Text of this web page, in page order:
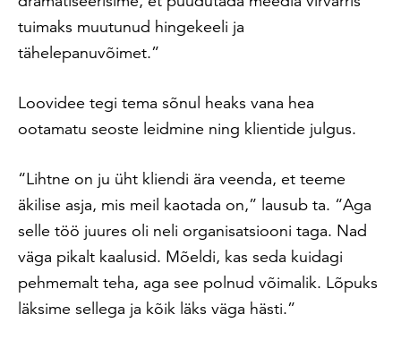
tuimaks muutunud hingekeeli ja
tähelepanuvõimet.”
Loovidee tegi tema sõnul heaks vana hea
ootamatu seoste leidmine ning klientide julgus.
“Lihtne on ju üht kliendi ära veenda, et teeme
äkilise asja, mis meil kaotada on,” lausub ta. “Aga
selle töö juures oli neli organisatsiooni taga. Nad
väga pikalt kaalusid. Mõeldi, kas seda kuidagi
pehmemalt teha, aga see polnud võimalik. Lõpuks
läksime sellega ja kõik läks väga hästi.”